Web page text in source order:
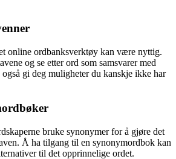
online ordbanksverktøy kan være nyttig.
og se etter ord som samsvarer med
gi deg muligheter du kanskje ikke har
bruke synonymer for å gjøre det
Å ha tilgang til en synonymordbok kan
til det opprinnelige ordet.